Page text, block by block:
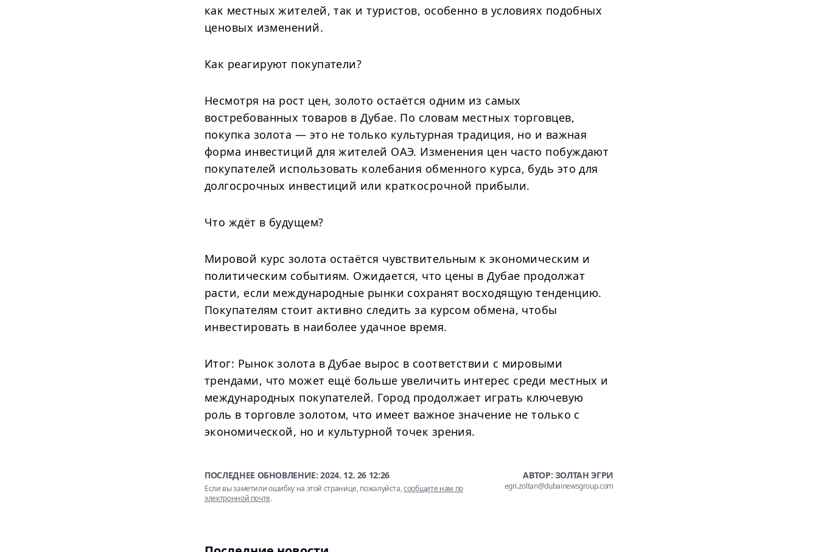
как местных жителей, так и туристов, особенно в условиях подобных
ценовых изменений.
Как реагируют покупатели?
Несмотря на рост цен, золото остаётся одним из самых
востребованных товаров в Дубае. По словам местных торговцев,
покупка золота — это не только культурная традиция, но и важная
форма инвестиций для жителей ОАЭ. Изменения цен часто побуждают
покупателей использовать колебания обменного курса, будь это для
долгосрочных инвестиций или краткосрочной прибыли.
Что ждёт в будущем?
Мировой курс золота остаётся чувствительным к экономическим и
политическим событиям. Ожидается, что цены в Дубае продолжат
расти, если международные рынки сохранят восходящую тенденцию.
Покупателям стоит активно следить за курсом обмена, чтобы
инвестировать в наиболее удачное время.
Итог: Рынок золота в Дубае вырос в соответствии с мировыми
трендами, что может ещё больше увеличить интерес среди местных и
международных покупателей. Город продолжает играть ключевую
роль в торговле золотом, что имеет важное значение не только с
экономической, но и культурной точек зрения.
ПОСЛЕДНЕЕ ОБНОВЛЕНИЕ:2024. 12. 26 12:26
Если вы заметили ошибку на этой странице, пожалуйста,сообщите нам по
электронной почте.
АВТОР: ЗОЛТАН ЭГРИ
egri.zoltan@dubainewsgroup.com